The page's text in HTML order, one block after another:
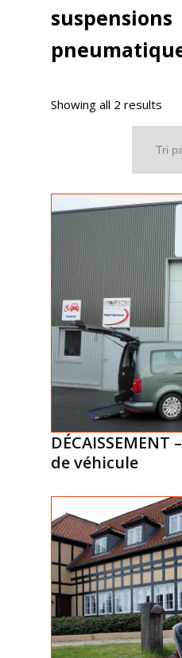
suspensions
Showing all 2 results
de véhicule